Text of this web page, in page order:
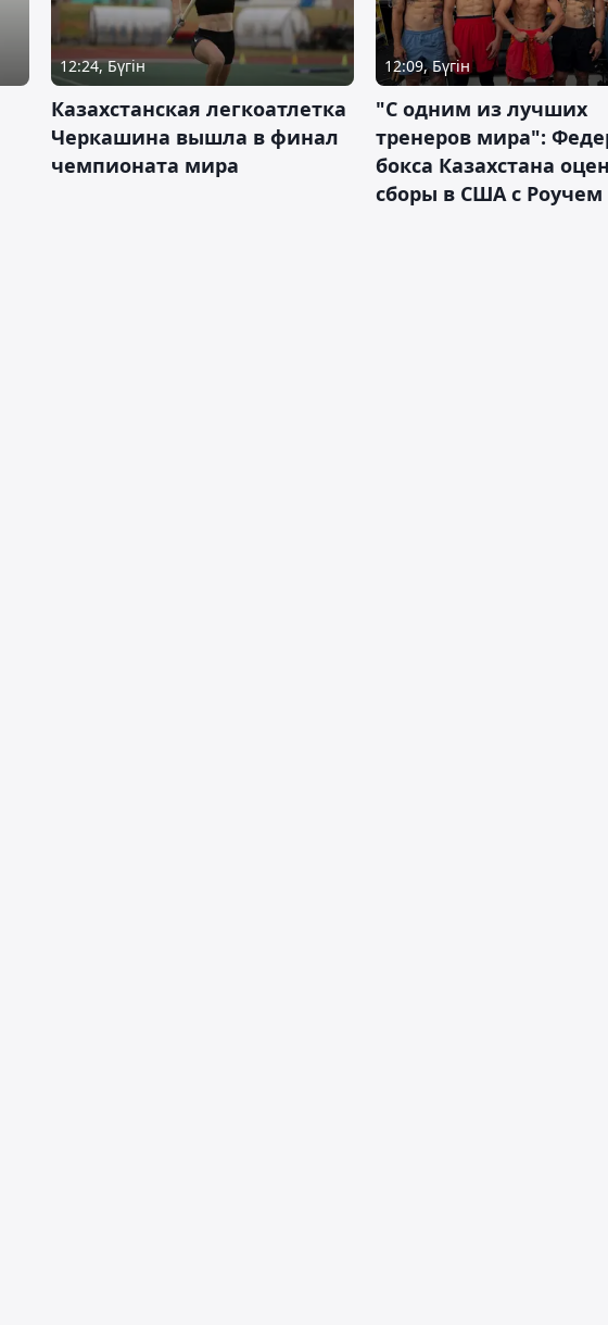
12:24, Бүгін
Казахстанская легкоатлетка
Черкашина вышла в финал
чемпионата мира
12:09, Бүгін
"С одним из лучших
тренеров мира":
бокса Казахстана
сборы в США с Роучем